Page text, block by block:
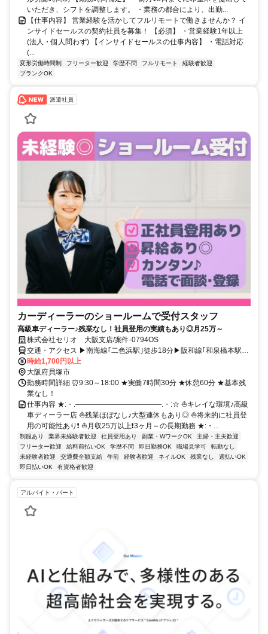
いただき、シフトを調整します。 ・業務の都合により、出勤...
【仕事内容】 営業経験を活かしてフルリモートで働きませんか？ イ
ンサイドセールスの契約社員を募集！ 【必須】 ・営業経験1年以上
(法人・個人問わず) 【インサイドセールスの仕事内容】 ・電話対応
(...
変形労働時間制 フリーター歓迎 学歴不問 フルリモート
経験者歓迎
ブランクOK
派遣社員
カーディーラーのショールームで受付スタッフ
高級車ディーラー♪残業なし！社員登用の実績もあり◎月25万～
株式会社セリオ 大阪支店/案件-0794OS
交通・アクセス ▶南海線｢二色浜駅｣徒歩18分▶阪和線｢和泉橋本駅｣
徒歩17分▶水間鉄道｢近義の里駅｣徒歩22分▶最寄りバス停から徒歩6
分▶南海本線･水間鉄道｢貝塚駅｣バス乗車約15～20分▶交通費全額支
給
時給1,700円以上
大阪府貝塚市
勤務時間詳細 ⏰9:30～18:00 ★実働7時間30分 ★休憩60分 ★基本残
業なし！
仕事内容 ★:・.――――――――――――.・:☆ ⛵キレイな環境♪高級
車ディーラー店 ⛵残業ほぼなし♪大型連休もあり◎ ⛵将来的に社員登
用の可能性あり❗ ⛵月収25万以上❗3ヶ月～の長期勤務 ★:・...
制服あり 業界未経験者歓迎 社員登用あり 副業・WワークOK
主婦・主夫歓迎
フリーター歓迎
給料前払いOK 学歴不問 即日勤務OK 職場見学可
転勤なし
未経験者歓迎
交通費全額支給 午前 経験者歓迎 ネイルOK 残業なし
週払いOK
即日払いOK
有資格者歓迎
アルバイト・パート